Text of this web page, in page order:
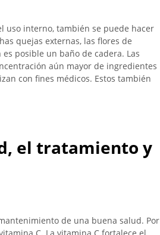
uso interno, también se puede hacer
quejas externas, las flores de
posible un baño de cadera. Las
aún mayor de ingredientes
con fines médicos. Estos también
el tratamiento y
de una buena salud. Por